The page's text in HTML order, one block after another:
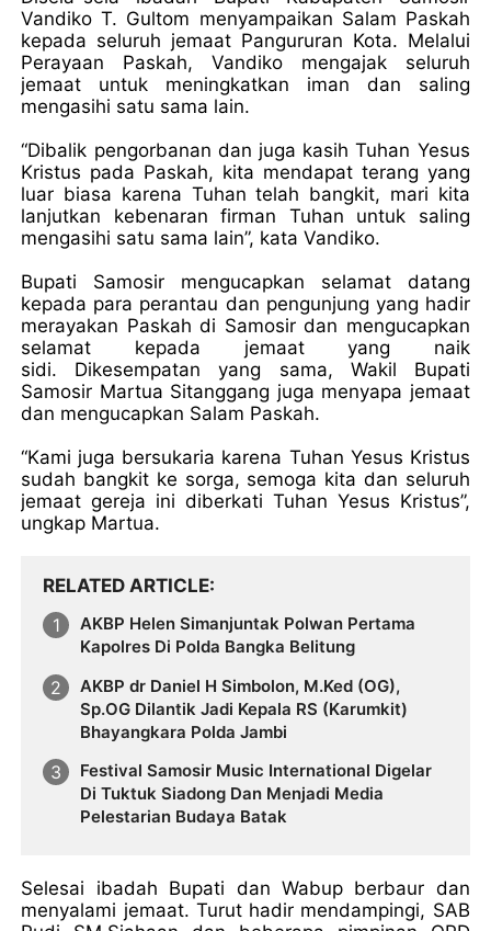
Vandiko T. Gultom menyampaikan Salam Paskah
kepada seluruh jemaat Pangururan Kota. Melalui
Perayaan Paskah, Vandiko mengajak seluruh
jemaat untuk meningkatkan iman dan saling
mengasihi satu sama lain.
“Dibalik pengorbanan dan juga kasih Tuhan Yesus
Kristus pada Paskah, kita mendapat terang yang
luar biasa karena Tuhan telah bangkit, mari kita
lanjutkan kebenaran firman Tuhan untuk saling
mengasihi satu sama lain”, kata Vandiko.
Bupati Samosir mengucapkan selamat datang
kepada para perantau dan pengunjung yang hadir
merayakan Paskah di Samosir dan mengucapkan
selamat kepada jemaat yang naik
sidi. Dikesempatan yang sama, Wakil Bupati
Samosir Martua Sitanggang juga menyapa jemaat
dan mengucapkan Salam Paskah.
“Kami juga bersukaria karena Tuhan Yesus Kristus
sudah bangkit ke sorga, semoga kita dan seluruh
jemaat gereja ini diberkati Tuhan Yesus Kristus”,
ungkap Martua.
RELATED ARTICLE
AKBP Helen Simanjuntak Polwan Pertama
Kapolres Di Polda Bangka Belitung
AKBP dr Daniel H Simbolon, M.Ked (OG),
Sp.OG Dilantik Jadi Kepala RS (Karumkit)
Bhayangkara Polda Jambi
Festival Samosir Music International Digelar
Di Tuktuk Siadong Dan Menjadi Media
Pelestarian Budaya Batak
Selesai ibadah Bupati dan Wabup berbaur dan
menyalami jemaat. Turut hadir mendampingi, SAB